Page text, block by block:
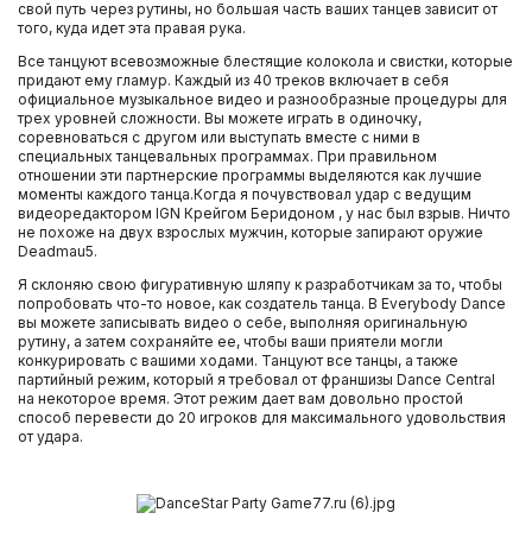
свой путь через рутины, но большая часть ваших танцев зависит от
того, куда идет эта правая рука.
Все танцуют всевозможные блестящие колокола и свистки, которые
придают ему гламур. Каждый из 40 треков включает в себя
официальное музыкальное видео и разнообразные процедуры для
трех уровней сложности. Вы можете играть в одиночку,
соревноваться с другом или выступать вместе с ними в
специальных танцевальных программах. При правильном
отношении эти партнерские программы выделяются как лучшие
моменты каждого танца.Когда я почувствовал удар с ведущим
видеоредактором IGN Крейгом Беридоном , у нас был взрыв. Ничто
не похоже на двух взрослых мужчин, которые запирают оружие
Deadmau5.
Я склоняю свою фигуративную шляпу к разработчикам за то, чтобы
попробовать что-то новое, как создатель танца. В Everybody Dance
вы можете записывать видео о себе, выполняя оригинальную
рутину, а затем сохраняйте ее, чтобы ваши приятели могли
конкурировать с вашими ходами. Танцуют все танцы, а также
партийный режим, который я требовал от франшизы Dance Central
на некоторое время. Этот режим дает вам довольно простой
способ перевести до 20 игроков для максимального удовольствия
от удара.
PlayStation Vita
PlayStation 4
Игры XBOX ONE
Очки PS VR
Игровые приставки Xbox One S
Игровые приставки Xbox One X
Игровые приставки Sony PlayStation 4 PRO
Игровые приставки Sony PlayStation 4 Slim
Игровые приставки Xbox One